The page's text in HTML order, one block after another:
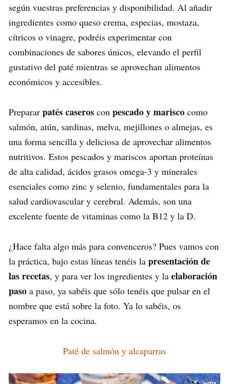
según vuestras preferencias y disponibilidad. Al añadir
ingredientes como queso crema, especias, mostaza,
cítricos o vinagre, podréis experimentar con
combinaciones de sabores únicos, elevando el perfil
gustativo del paté mientras se aprovechan alimentos
económicos y accesibles.
Preparar patés caseros con pescado y marisco como
salmón, atún, sardinas, melva, mejillones o almejas, es
una forma sencilla y deliciosa de aprovechar alimentos
nutritivos. Estos pescados y mariscos aportan proteínas
de alta calidad, ácidos grasos omega-3 y minerales
esenciales como zinc y selenio, fundamentales para la
salud cardiovascular y cerebral. Además, son una
excelente fuente de vitaminas como la B12 y la D.
¿Hace falta algo más para convenceros? Pues vamos con
la práctica, bajo estas líneas tenéis la presentación de
las recetas, y para ver los ingredientes y la elaboración
paso a paso, ya sabéis que sólo tenéis que pulsar en el
nombre que está sobre la foto. Ya lo sabéis, os
esperamos en la cocina.
Paté de salmón y alcaparras